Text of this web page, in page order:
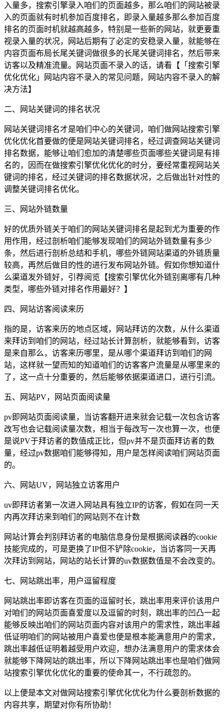
入量多，搜索引擎录入咱们的页面越多，那么咱们的网站被录
入的页面就有时机参加百度排名，即录入量越多那么参加百度
排名的页面时机就越高越多，特别是一些新的网站，就更要重
视录入量的状况，网站后期有了必定的安稳录入量，就能够在
内容页面布局长尾关键词做很多的长尾关键词排名，然后带来
访客以及精准流量。网站页面不录入的话，请看【「搜索引擎
优化优化」网站内容不录入的常见问题，网站内容不录入的解
决方法】
二、网站关键词的排名状况
网站关键词排名才是咱们中心的关键词，咱们做网站搜索引擎
优化优化首要做的便是网站关键词排名，经过调查网站关键词
排名数据，能够让咱们愈加的清楚哪些页面哪些关键词是有排
名的，因而在做搜索引擎优化优化的时分，要经常重视网站关
键词的排名，经过关键词的排名数据状况，之后做出针对性的
调整关键词排名优化。
三、网站外链数量
好的优质外链关于咱们的网站关键词排名是起到尤为重要的作
用作用，经过剖析咱们能够发现咱们的网站外链数量有多少
条，然后进行剖析总结和手机，哪些外链网站渠道的外链质量
较高，再然后做目的性的进行发布网站外链。假如你想知道什
么渠道发外链好，引荐阅览【搜索引擎优化外链别离哪有几种
类型，哪些外链对排名作用最好？】
四、网站访客阅读来历
指的是，访客来历的地点区域，网站拜访的次数，从什么渠道
来拜访到咱们的网站，经过站长计算剖析，就能够看到，访客
是来自那么，访客来历哪里，是从哪个渠道拜访到咱们的网
站，这样就一望而知的知道咱们的访客客户流量是从哪里来的
了，这一点十分重要的，然后能够依据渠道进口，进行引流。
五、网站PV，网站页面阅读量
pv即网站页面阅读量，当访客翻开进来就会记载一次包含访客
改写也会记载阅读量次数，相当于每改写一次也算一次，也便
是说PV于拜访者的数值成正比，但pv并不是页面拜访者的数
量，经过pv数据咱们能够得知，用户是怎样阅读咱们网站页面
的。
六、网站UV，网站独立访客用户
uv即拜访者第一次进入网站具有独立IP的访客，假如在同一天
内再次拜访来到咱们的网站则不在计数
网站计算会判别拜访者的电脑信息身份是根据阅读器的cookie
技能完成的，可是更换了IP但不铲除cookie，当访客同一天再
次拜访到网站，网站的站长计算的uv数据数值是不会改变的。
七、网站跳出率，用户逗留程度
网站跳出率即访客在页面的逗留时长，跳出率用来评价该用户
对咱们的网站页面喜爱度以及逗留的时刻，跳出率的凹凸一起
能够反映出咱们的网站页面内容对该用户的需求性，跳出率越
低证明咱们的网站被用户喜爱也便是根本能满意用户的需求，
跳出率越低证明着越受用户欢迎，想办法满意用户的需求体会
就能够下降网站的跳出率，所以下降网站跳出率也是咱们做网
站搜索引擎优化优化的重要的使命其一，不行疏忽的。
以上便是本文对做网站搜索引擎优化优化为什么要剖析数据的
内容共享，期望对你有所协助！